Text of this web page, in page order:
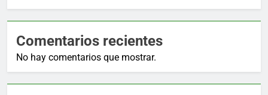
Comentarios recientes
No hay comentarios que mostrar.